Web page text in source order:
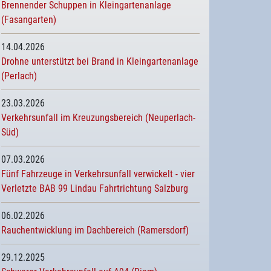
Brennender Schuppen in Kleingartenanlage
(Fasangarten)
14.04.2026
Drohne unterstützt bei Brand in Kleingartenanlage
(Perlach)
23.03.2026
Verkehrsunfall im Kreuzungsbereich (Neuperlach-
Süd)
07.03.2026
Fünf Fahrzeuge in Verkehrsunfall verwickelt - vier
Verletzte BAB 99 Lindau Fahrtrichtung Salzburg
06.02.2026
Rauchentwicklung im Dachbereich (Ramersdorf)
29.12.2025